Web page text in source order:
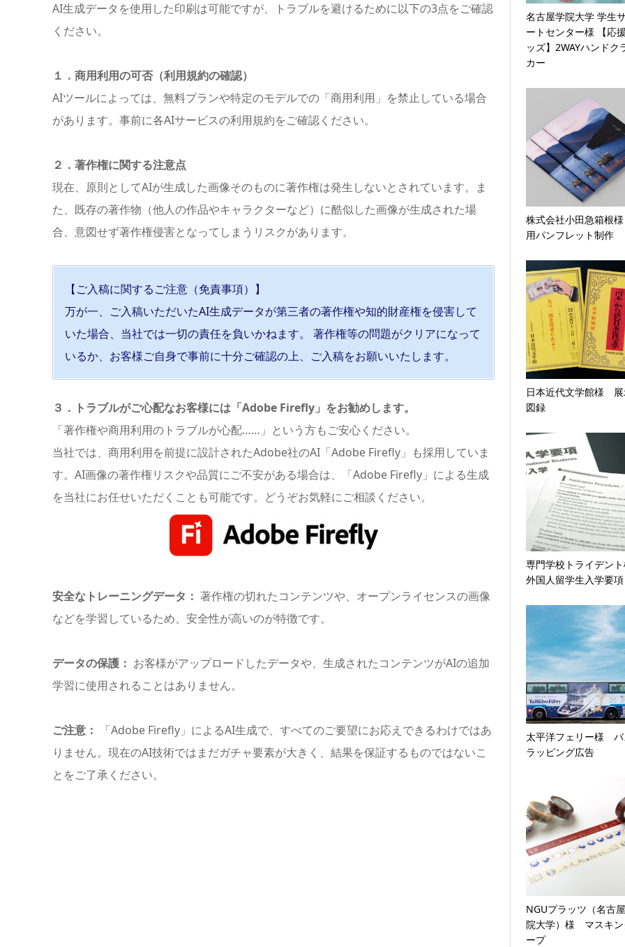
AI生成データを使用した印刷は可能ですが、トラブルを避けるために以下の3点をご確認
ください。
１．商用利用の可否（利用規約の確認）
AIツールによっては、無料プランや特定のモデルでの「商用利用」を禁止している場合
があります。事前に各AIサービスの利用規約をご確認ください。
２．著作権に関する注意点
現在、原則としてAIが生成した画像そのものに著作権は発生しないとされています。ま
た、既存の著作物（他人の作品やキャラクターなど）に酷似した画像が生成された場
合、意図せず著作権侵害となってしまうリスクがあります。
【ご入稿に関するご注意（免責事項）】
万が一、ご入稿いただいたAI生成データが第三者の著作権や知的財産権を侵害して
いた場合、当社では一切の責任を負いかねます。 著作権等の問題がクリアになって
いるか、お客様ご自身で事前に十分ご確認の上、ご入稿をお願いいたします。
３．トラブルがご心配なお客様には「Adobe Firefly」をお勧めします。
「著作権や商用利用のトラブルが心配……」という方もご安心ください。
当社では、商用利用を前提に設計されたAdobe社のAI「Adobe Firefly」も採用していま
す。AI画像の著作権リスクや品質にご不安がある場合は、「Adobe Firefly」による生成
を当社にお任せいただくことも可能です。どうぞお気軽にご相談ください。
安全なトレーニングデータ： 著作権の切れたコンテンツや、オープンライセンスの画像
などを学習しているため、安全性が高いのが特徴です。
データの保護： お客様がアップロードしたデータや、生成されたコンテンツがAIの追加
学習に使用されることはありません。
ご注意：
「Adobe Firefly」によるAI生成で、すべてのご要望にお応えできるわけではあ
りません。現在のAI技術ではまだガチャ要素が大きく、結果を保証するものではないこ
とをご了承ください。
名古屋学院大学 学生
ートセンター様 【応
ッズ】2WAYハンドク
カー
株式会社小田急箱根
用パンフレット制作
日本近代文学館様
図録
専門学校トライデン
外国人留学生入学要項
太平洋フェリー様
ラッピング広告
NGUプラッツ（名古
院大学）様 マスキ
ープ